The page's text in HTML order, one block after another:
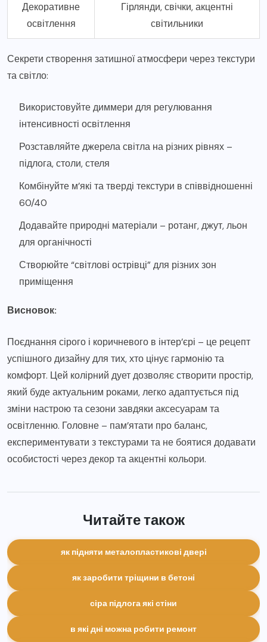
Декоративне
освітлення
Гірлянди, свічки, акцентні
світильники
Секрети створення затишної атмосфери через текстури
та світло:
Використовуйте диммери для регулювання
інтенсивності освітлення
Розставляйте джерела світла на різних рівнях –
підлога, столи, стеля
Комбінуйте м’які та тверді текстури в співвідношенні
60/40
Додавайте природні матеріали – ротанг, джут, льон
для органічності
Створюйте “світлові острівці” для різних зон
приміщення
Висновок:
Поєднання сірого і коричневого в інтер’єрі – це рецепт
успішного дизайну для тих, хто цінує гармонію та
комфорт. Цей колірний дует дозволяє створити простір,
який буде актуальним роками, легко адаптується під
зміни настрою та сезони завдяки аксесуарам та
освітленню. Головне – пам’ятати про баланс,
експериментувати з текстурами та не боятися додавати
особистості через декор та акцентні кольори.
Читайте також
як підняти металопластикові двері
як заробити тріщини в бетоні
сіра підлога які стіни
в які дні можна робити ремонт